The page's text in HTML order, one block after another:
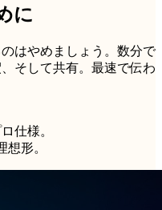
に
はやめましょう。数分で
そして共有。最速で伝わ
仕様。
形。